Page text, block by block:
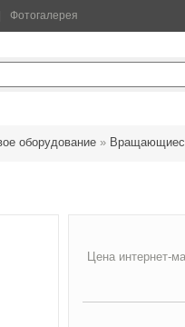
Фотогалерея
оборудование »
Цена интернет-